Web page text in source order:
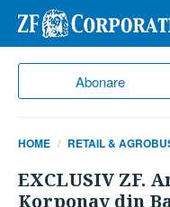
Abonare
HOME RETAIL &
EXCLUSIV ZF.
Korponay din